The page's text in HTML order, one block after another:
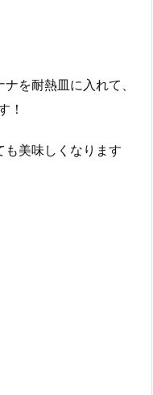
を耐熱皿に入れて、
！
も美味しくなります